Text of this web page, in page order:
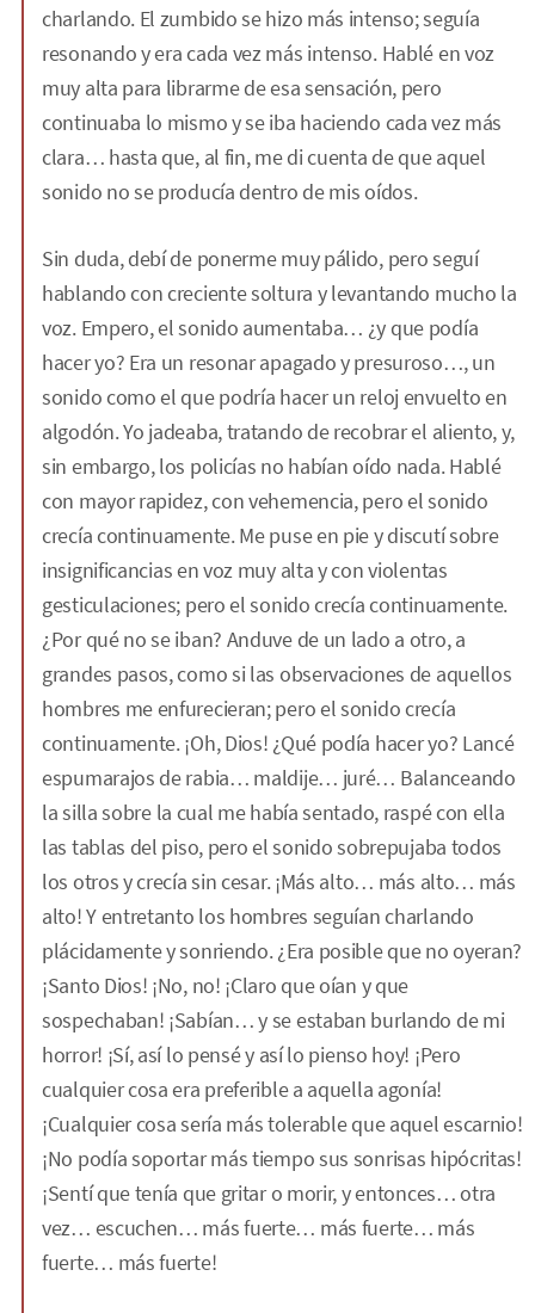
charlando. El zumbido se hizo más intenso; seguía
resonando y era cada vez más intenso. Hablé en voz
muy alta para librarme de esa sensación, pero
continuaba lo mismo y se iba haciendo cada vez más
clara… hasta que, al fin, me di cuenta de que aquel
sonido no se producía dentro de mis oídos.
Sin duda, debí de ponerme muy pálido, pero seguí
hablando con creciente soltura y levantando mucho la
voz. Empero, el sonido aumentaba… ¿y que podía
hacer yo? Era un resonar apagado y presuroso…, un
sonido como el que podría hacer un reloj envuelto en
algodón. Yo jadeaba, tratando de recobrar el aliento, y,
sin embargo, los policías no habían oído nada. Hablé
con mayor rapidez, con vehemencia, pero el sonido
crecía continuamente. Me puse en pie y discutí sobre
insignificancias en voz muy alta y con violentas
gesticulaciones; pero el sonido crecía continuamente.
¿Por qué no se iban? Anduve de un lado a otro, a
grandes pasos, como si las observaciones de aquellos
hombres me enfurecieran; pero el sonido crecía
continuamente. ¡Oh, Dios! ¿Qué podía hacer yo? Lancé
espumarajos de rabia… maldije… juré… Balanceando
la silla sobre la cual me había sentado, raspé con ella
las tablas del piso, pero el sonido sobrepujaba todos
los otros y crecía sin cesar. ¡Más alto… más alto… más
alto! Y entretanto los hombres seguían charlando
plácidamente y sonriendo. ¿Era posible que no oyeran?
¡Santo Dios! ¡No, no! ¡Claro que oían y que
sospechaban! ¡Sabían… y se estaban burlando de mi
horror! ¡Sí, así lo pensé y así lo pienso hoy! ¡Pero
cualquier cosa era preferible a aquella agonía!
¡Cualquier cosa sería más tolerable que aquel escarnio!
¡No podía soportar más tiempo sus sonrisas hipócritas!
¡Sentí que tenía que gritar o morir, y entonces… otra
vez… escuchen… más fuerte… más fuerte… más
fuerte… más fuerte!